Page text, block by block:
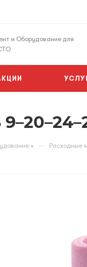
и Оборудование для
— Расходные